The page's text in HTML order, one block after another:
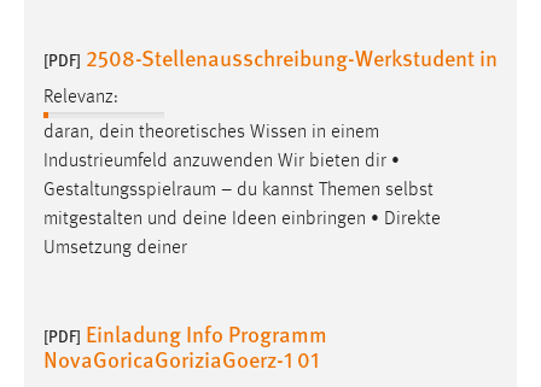
[PDF] 2508-Stellenausschreibung-Werkstudent in
Relevanz:
daran, dein theoretisches Wissen in einem
Industrieumfeld anzuwenden Wir bieten dir •
Gestaltungsspielraum – du kannst Themen selbst
mitgestalten und deine Ideen einbringen • Direkte
Umsetzung deiner
[PDF] Einladung Info Programm
NovaGoricaGoriziaGoerz-1 01
Zweck:
Cookie Laufzeit:
Max. 13 Monate
MARKETING
Sie tun dies, indem sie Besucher über Websites